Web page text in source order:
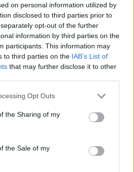
on personal information utilized by
disclosed to third parties prior to
opt-out of the further
information by third parties on the
participants. This information may
to third parties on the IAB’s List of
that may further disclose it to other
app uses one or more Google
usage behaviour. You may click to
Google and its third-party tags to
specified purposes in below Google
Opt Outs
the Sharing of my
the Sale of my
ΗΛΙΑΣ ΠΑΠΑΪΩΑΝΝΟΥ
08/03/2026
Αναγνώριση και σεβασμός
οι σημαντικότερες νίκες του
Α.Ο. Θήρας